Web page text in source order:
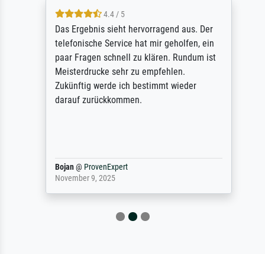
4.4 / 5
Das Ergebnis sieht hervorragend aus. Der
telefonische Service hat mir geholfen, ein
paar Fragen schnell zu klären. Rundum ist
Meisterdrucke sehr zu empfehlen.
Zukünftig werde ich bestimmt wieder
darauf zurückkommen.
Bojan@ProvenExpert
November 9, 2025